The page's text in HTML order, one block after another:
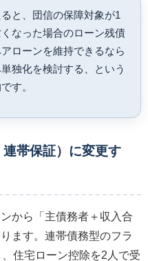
と、団信の保障対象が1
なった場合のローン残債
ローンを維持できるなら
独化を検討する、という
す。
帯保証）に変更す
から「主債務者＋収入合
ます。連帯債務型のフラ
住宅ローン控除を2人で受